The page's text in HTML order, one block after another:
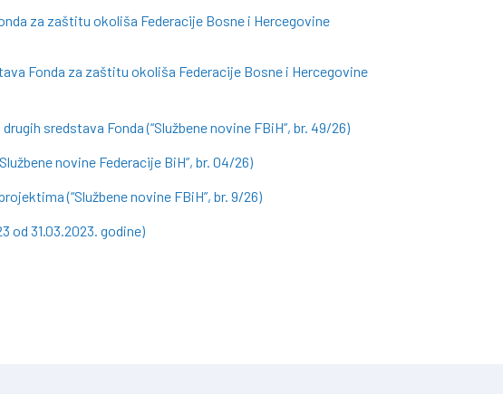
za zaštitu okoliša Federacije Bosne i Hercegovine
Fonda za zaštitu okoliša Federacije Bosne i Hercegovine
sredstava Fonda (“Službene novine FBiH”, br. 49/26)
novine Federacije BiH”, br. 04/26)
(“Službene novine FBiH”, br. 9/26)
od 31.03.2023. godine)